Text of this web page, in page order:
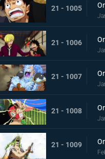
21 - 1005
21 - 1006
21 - 1007
21 - 1008
21 - 1009